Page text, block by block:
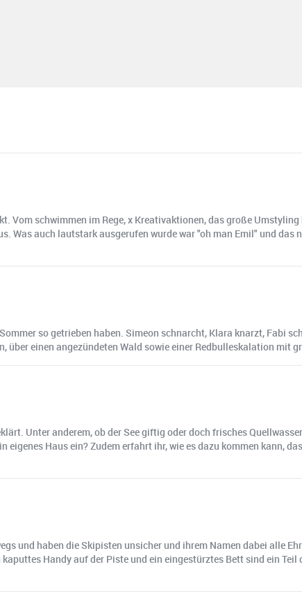
Vom schwimmen im Rege, x Kreativaktionen, das große
Was auch lautstark ausgerufen wurde war "oh man Emil" und
so getrieben haben. Simeon schnarcht, Klara knarzt, Fabi
über einen angezündeten Wald sowie einer Redbulleskalation mit
Unter anderem, ob der See giftig oder doch frisches
eigenes Haus ein? Zudem erfahrt ihr, wie es dazu kommen kann,
und haben die Skipisten unsicher und ihrem Namen dabei alle
Handy auf der Piste und ein eingestürztes Bett sind ein